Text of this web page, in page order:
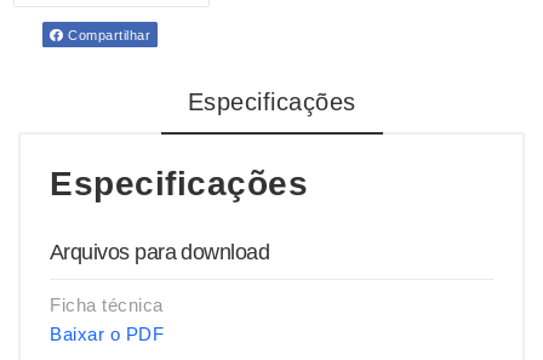
Compartilhar
Especificações
Especificações
Arquivos para download
Ficha técnica
Baixar o PDF